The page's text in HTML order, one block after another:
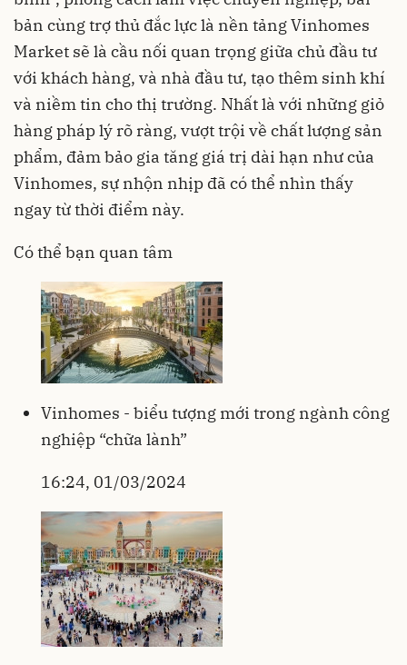
bản cùng trợ thủ đắc lực là nền tảng Vinhomes
Market sẽ là cầu nối quan trọng giữa chủ đầu tư
với khách hàng, và nhà đầu tư, tạo thêm sinh khí
và niềm tin cho thị trường. Nhất là với những giỏ
hàng pháp lý rõ ràng, vượt trội về chất lượng sản
phẩm, đảm bảo gia tăng giá trị dài hạn như của
Vinhomes, sự nhộn nhịp đã có thể nhìn thấy
ngay từ thời điểm này.
Có thể bạn quan tâm
Vinhomes - biểu tượng mới trong ngành công
nghiệp “chữa lành”
16:24, 01/03/2024